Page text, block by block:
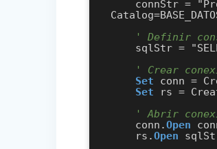
' Definir
' Crear
Set conn =
Set rs =
' Abrir
    conn.
Open
    rs.
Open